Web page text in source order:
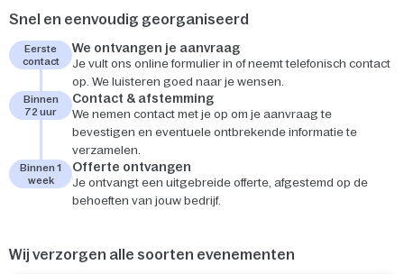
Snel en eenvoudig georganiseerd
Eerste
contact
We ontvangen je aanvraag
Je vult ons online formulier in of neemt telefonisch contact
op. We luisteren goed naar je wensen.
Binnen
72 uur
Contact & afstemming
We nemen contact met je op om je aanvraag te
bevestigen en eventuele ontbrekende informatie te
verzamelen.
Binnen 1
week
Offerte ontvangen
Je ontvangt een uitgebreide offerte, afgestemd op de
behoeften van jouw bedrijf.
Wij verzorgen alle soorten evenementen